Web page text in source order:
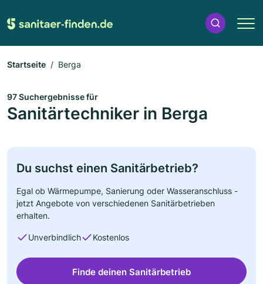
Startseite Berga
97 Suchergebnisse für
Sanitärtechniker in Berga
Du suchst einen Sanitärbetrieb?
Egal ob Wärmepumpe, Sanierung oder Wasseranschluss -
jetzt Angebote von verschiedenen Sanitärbetrieben
erhalten.
Unverbindlich Kostenlos
Finde deinen Sanitärbetrieb